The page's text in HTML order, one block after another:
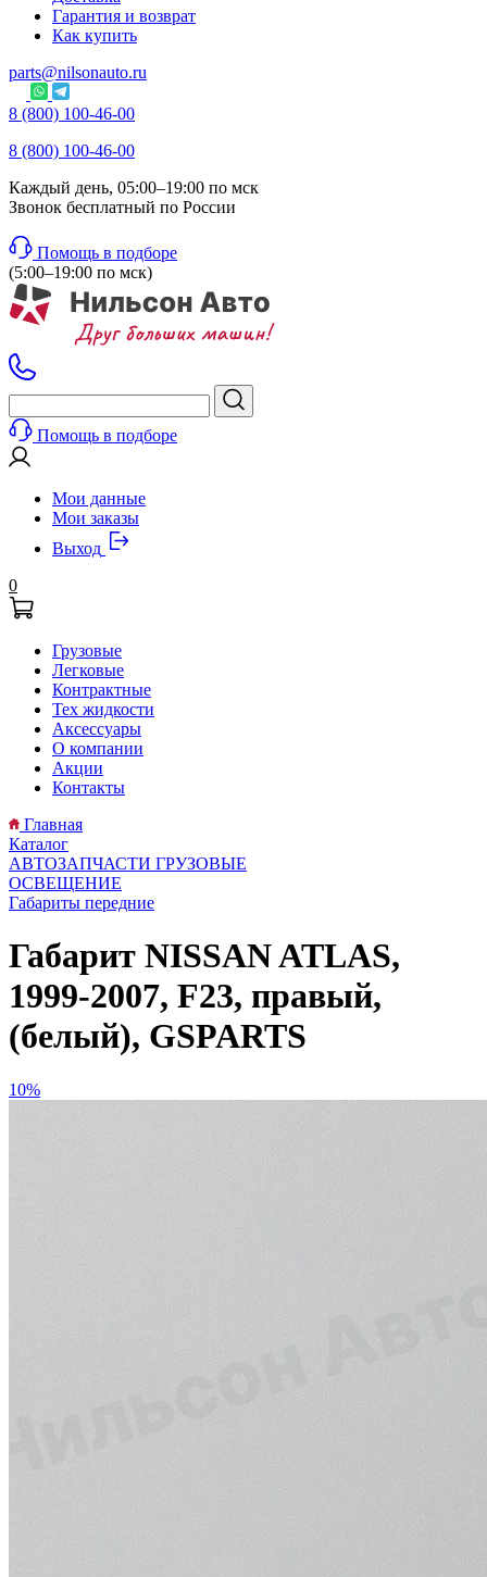
Гарантия и возврат
Как купить
parts@nilsonauto.ru
8 (800) 100-46-00
8 (800) 100-46-00
Каждый день, 05:00–19:00 по мск
Звонок бесплатный по России
Помощь в подборе
(5:00–19:00 по мск)
Помощь в подборе
Мои данные
Мои заказы
Выход
0
Грузовые
Легковые
Контрактные
Тех жидкости
Аксессуары
О компании
Акции
Контакты
Главная
Каталог
АВТОЗАПЧАСТИ ГРУЗОВЫЕ
ОСВЕЩЕНИЕ
Габариты передние
Габарит NISSAN ATLAS,
1999-2007, F23, правый,
(белый), GSPARTS
10%